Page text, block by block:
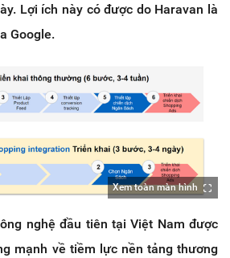
Lợi ích này có được do Haravan là
Google.
Xem toàn màn hình
nghệ đầu tiên tại Việt Nam được
mạnh về tiềm lực nền tảng thương